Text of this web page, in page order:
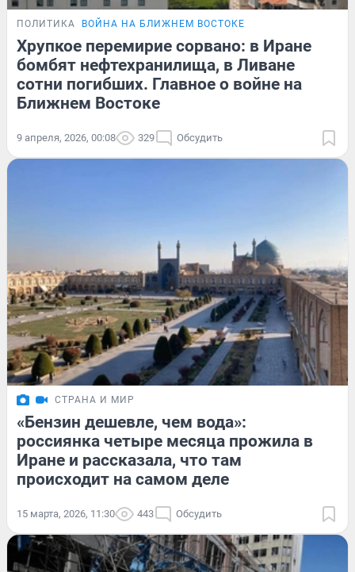
ПОЛИТИКА ВОЙНА НА БЛИЖНЕМ ВОСТОКЕ
Хрупкое перемирие сорвано: в Иране
бомбят нефтехранилища, в Ливане
сотни погибших. Главное о войне на
Ближнем Востоке
9 апреля, 2026, 00:08 329 Обсудить
СТРАНА И МИР
«Бензин дешевле, чем вода»:
россиянка четыре месяца прожила в
Иране и рассказала, что там
происходит на самом деле
15 марта, 2026, 11:30 443 Обсудить